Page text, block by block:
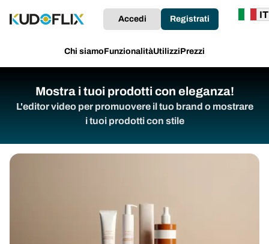
Chi siamoFunzionalitàUtilizziPrezzi
Accedi Registrati
Mostra i tuoi prodotti con eleganza!
L'editor video per promuovere il tuo brand o mostrare
i tuoi prodotti con stile